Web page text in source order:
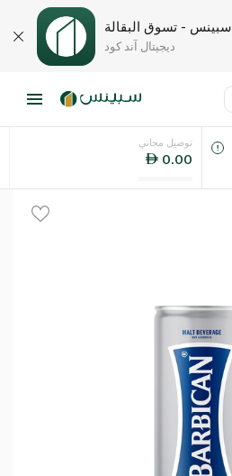
سبينس - تسوق البقالة
ديجيتال آند كود
اللغةتوصيل مجاني
0.00